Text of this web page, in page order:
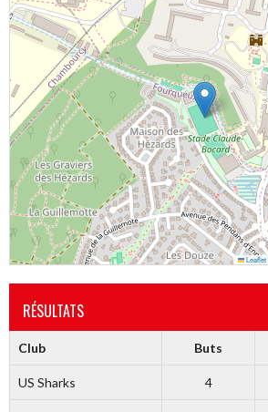
Leaflet
RÉSULTATS
Club Buts
US Sharks 4